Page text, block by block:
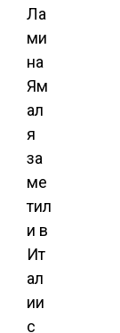
Ла
ми
на
Ям
ал
я
за
ме
тил
и в
Ит
ал
ии
с